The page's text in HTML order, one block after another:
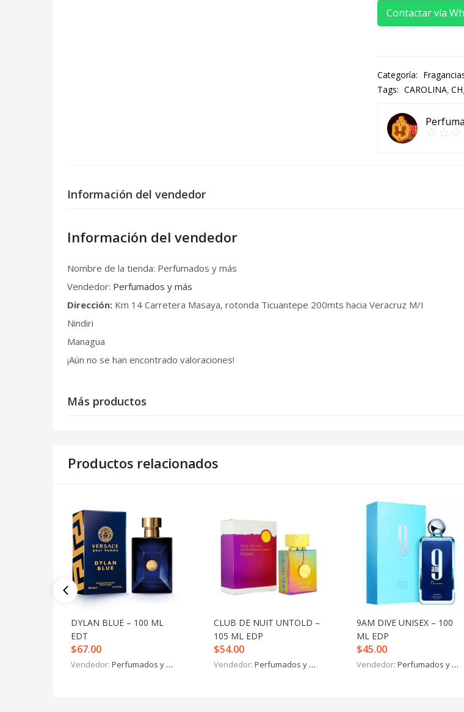
Contactar vía
Categoría:
Tags: CAROLINA CH
Información del vendedor
Información del vendedor
Nombre de la tienda: Perfumados y más
Vendedor: Perfumados y más
Dirección: Km 14 Carretera Masaya, rotonda Ticuantepe 200mts hacia Veracruz M/I
Nindiri
Managua
¡Aún no se han encontrado valoraciones!
Más productos
Productos relacionados
DYLAN BLUE – 100 ML
EDT
$67.00
Vendedor: Perfumados y más
CLUB DE NUIT UNTOLD –
105 ML EDP
$54.00
Vendedor: Perfumados y más
9AM DIVE UNISEX – 100
ML EDP
$45.00
Vendedor: Perfumados y más